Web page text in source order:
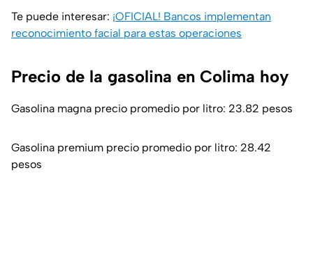
Te puede interesar: ¡OFICIAL! Bancos implementan
reconocimiento facial para estas operaciones
Precio de la gasolina en Colima hoy
Gasolina magna precio promedio por litro: 23.82 pesos
Gasolina premium precio promedio por litro: 28.42
pesos